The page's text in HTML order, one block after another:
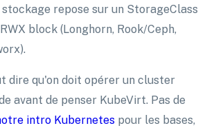
stockage repose sur un StorageClass
block (Longhorn, Rook/Ceph,
dire qu'on doit opérer un cluster
avant de penser KubeVirt. Pas de
intro Kubernetes pour les bases,